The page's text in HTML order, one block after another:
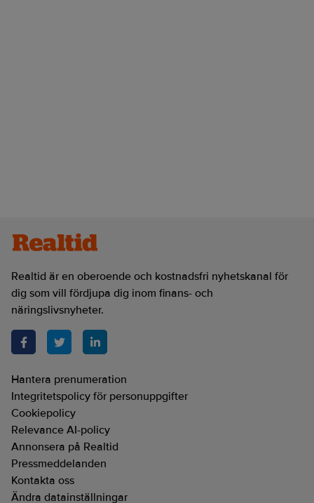
Realtid är en oberoende och kostnadsfri nyhetskanal för
dig som vill fördjupa dig inom finans- och
näringslivsnyheter.
Hantera prenumeration
Integritetspolicy för personuppgifter
Cookiepolicy
Relevance AI-policy
Annonsera på Realtid
Pressmeddelanden
Kontakta oss
Ändra datainställningar